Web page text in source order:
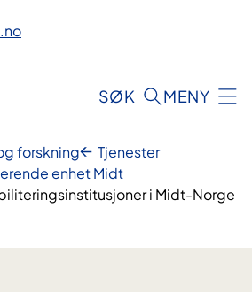
SØK MENY
forskning
Tjenester
enhet Midt
i Midt-Norge